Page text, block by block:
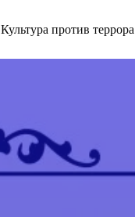
Культура против террора